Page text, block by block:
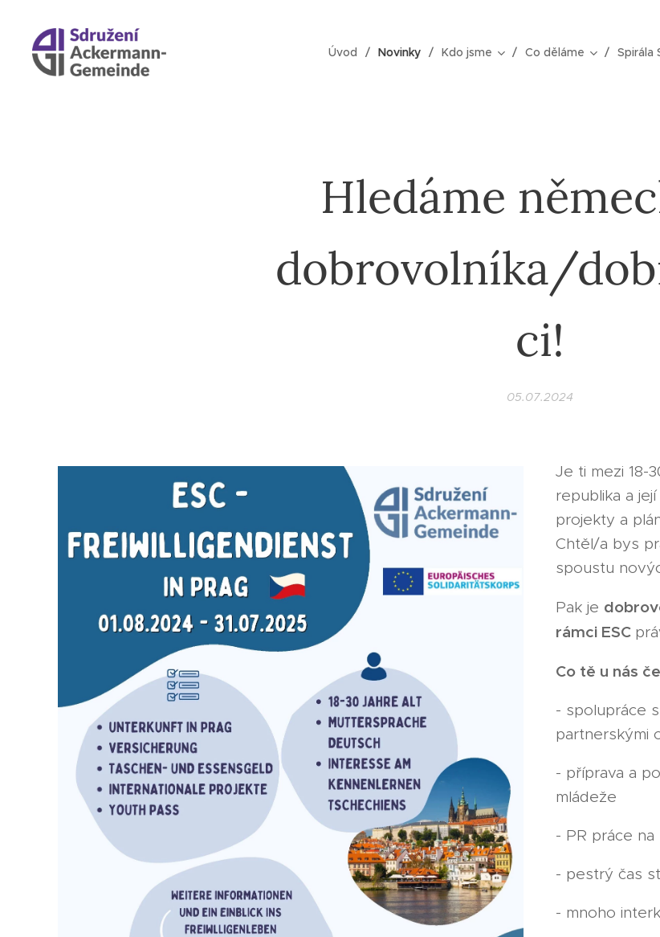
Úvod Novinky Kdo jsme Co děláme Spirála
Hledáme
dobrovolníka/
ci!
05.07.2024
Je ti mezi 18-
republika a
projekty a
Chtěl/a bys
spoustu
Pak je
rámci ESC
Co tě u nás
- spolupráce
partnerskými
- příprava a
mládeže
- PR práce
- pestrý čas
- mnoho